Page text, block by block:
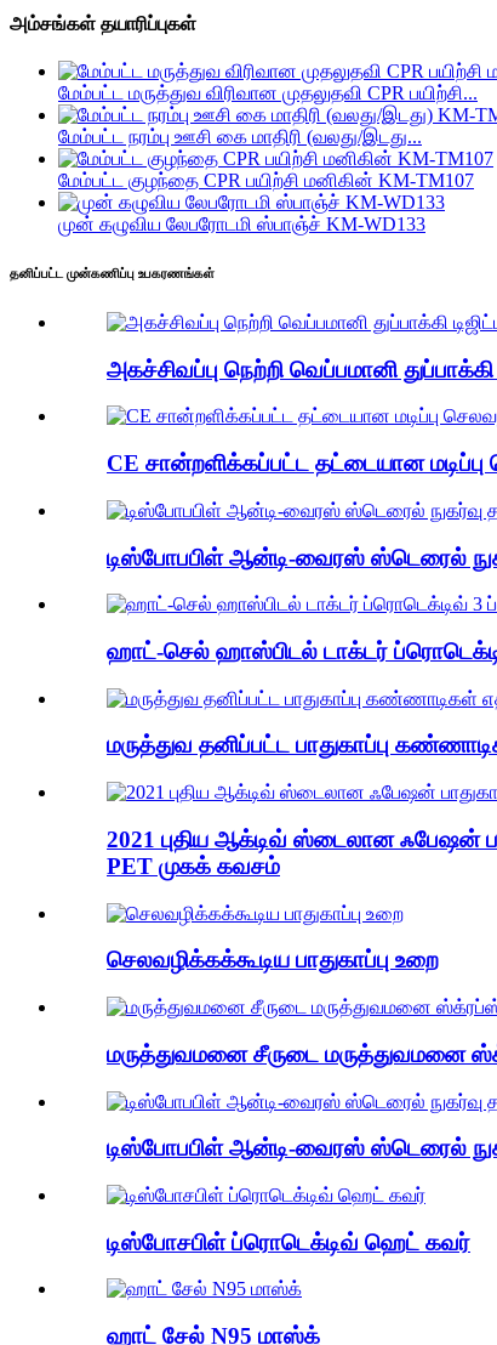
அம்சங்கள் தயாரிப்புகள்
மேம்பட்ட மருத்துவ விரிவான முதலுதவி CPR பயிற்சி...
மேம்பட்ட நரம்பு ஊசி கை மாதிரி (வலது/இடது...
மேம்பட்ட குழந்தை CPR பயிற்சி மனிகின் KM-TM107
முன் கழுவிய லேபரோடமி ஸ்பாஞ்ச் KM-WD133
தனிப்பட்ட முன்கணிப்பு உபகரணங்கள்
அகச்சிவப்பு நெற்றி வெப்பமானி
CE சான்றளிக்கப்பட்ட தட்டையான மடிப்பு
டிஸ்போபபிள் ஆன்டி-வைரஸ் ஸ்டெரைல்
ஹாட்-செல் ஹாஸ்பிடல் டாக்டர்
மருத்துவ தனிப்பட்ட பாதுகாப்பு
2021 புதிய ஆக்டிவ் ஸ்டைலான ஃபேஷன்
PET முகக் கவசம்
செலவழிக்கக்கூடிய பாதுகாப்பு உறை
மருத்துவமனை சீருடை மருத்துவமனை
டிஸ்போபபிள் ஆன்டி-வைரஸ் ஸ்டெரைல்
டிஸ்போசபிள் ப்ரொடெக்டிவ் ஹெட் கவர்
ஹாட் சேல் N95 மாஸ்க்